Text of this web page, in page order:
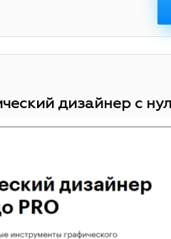
дизайнер с